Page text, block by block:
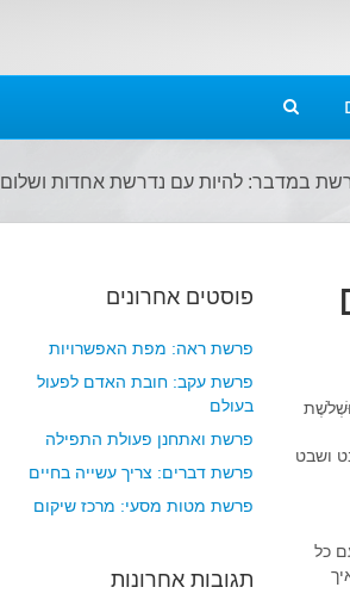
במדבר: להיות עם נדרשת אחדות ושלום
ושבט
כל
פוסטים אחרונים
פרשת ראה: מפת האפשרויות
פרשת עקב: חובת האדם לפעול
בעולם
פרשת ואתחנן פעולת התפילה
פרשת דברים: צריך עשייה בחיים
פרשת מטות מסעי: מרכז שיקום
תגובות אחרונות